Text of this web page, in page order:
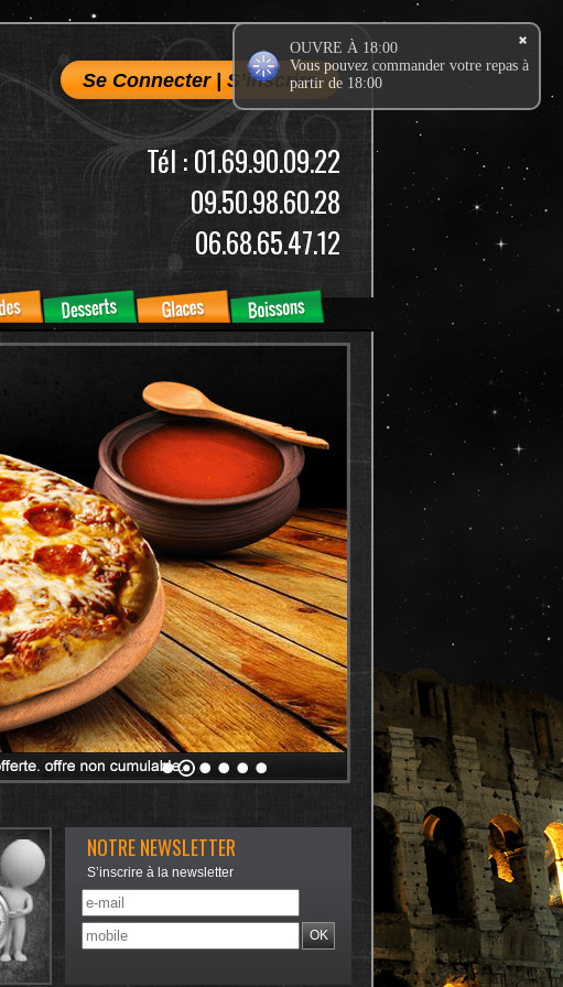
Se Connecter|S’inscrire
Tél : 01.69.90.09.22
09.50.98.60.28
06.68.65.47.12
NOTRE NEWSLETTER
S’inscrire à la newsletter
OK
OUVRE À 18:00
Vous pouvez commander votre repas à
partir de 18:00